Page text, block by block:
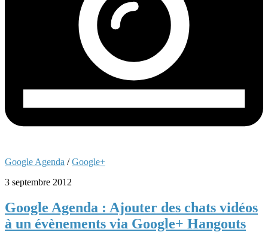
Google Agenda /Google+
3 septembre 2012
Google Agenda : Ajouter des chats vidéos
à un évènements via Google+ Hangouts